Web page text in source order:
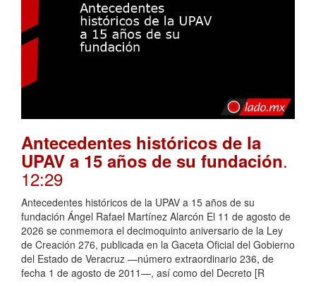
Antecedentes históricos de la
UPAV a 15 años de su fundación.
12:29
Antecedentes históricos de la UPAV a 15 años de su
fundación Ángel Rafael Martínez Alarcón El 11 de agosto de
2026 se conmemora el decimoquinto aniversario de la Ley
de Creación 276, publicada en la Gaceta Oficial del Gobierno
del Estado de Veracruz —número extraordinario 236, de
fecha 1 de agosto de 2011—, así como del Decreto [R